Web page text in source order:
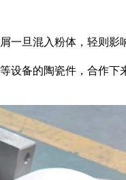
旦混入粉体，轻则影
备的陶瓷件，合作下